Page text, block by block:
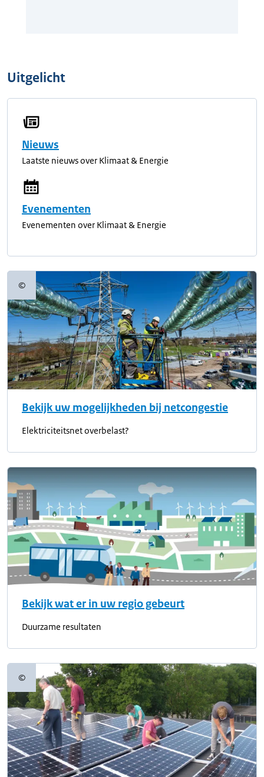
Uitgelicht
Nieuws
Laatste nieuws over Klimaat & Energie
Evenementen
Evenementen over Klimaat & Energie
©Copyrightinformatie
Bekijk uw mogelijkheden bij netcongestie
Elektriciteitsnet overbelast?
Bekijk wat er in uw regio gebeurt
Duurzame resultaten
©Copyrightinformatie